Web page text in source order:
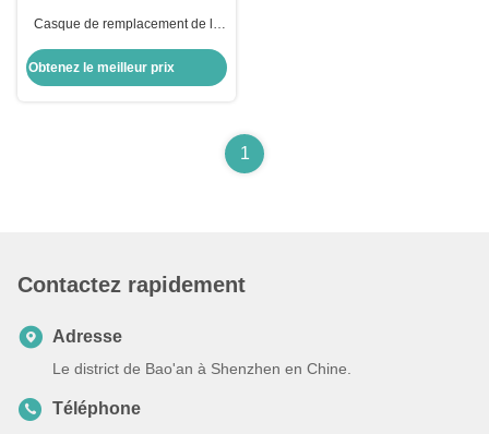
Casque de remplacement de la
bouton
Obtenez le meilleur prix
1
Contactez rapidement
Adresse
Le district de Bao'an à Shenzhen en Chine.
Téléphone